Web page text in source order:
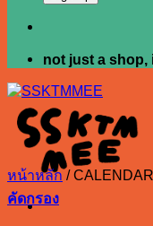
not just a shop,
หน้าหลัก /CALENDAR
คัดกรอง